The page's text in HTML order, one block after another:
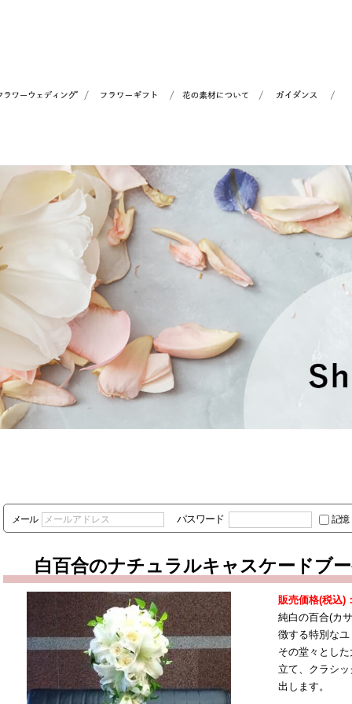
メール パスワード 記憶
白百合のナチュラルキャスケードブ
販売価格(税込)
純白の百合(カ
徴する特別なユ
その堂々とし
立て、クラシ
出します。